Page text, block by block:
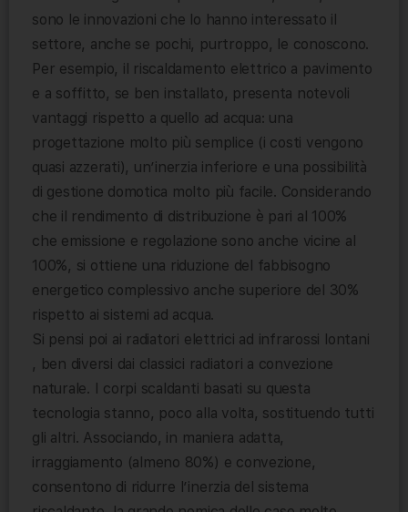
sono le innovazioni che lo hanno interessato il
settore, anche se pochi, purtroppo, le conoscono.
Per esempio, il riscaldamento elettrico a pavimento
e a soffitto, se ben installato, presenta notevoli
vantaggi rispetto a quello ad acqua: una
progettazione molto più semplice (i costi vengono
quasi azzerati), un’inerzia inferiore e una possibilità
di gestione domotica molto più facile. Considerando
che il rendimento di distribuzione è pari al 100%
che emissione e regolazione sono anche vicine al
100%, si ottiene una riduzione del fabbisogno
energetico complessivo anche superiore del 30%
rispetto ai sistemi ad acqua.
Si pensi poi ai radiatori elettrici ad infrarossi lontani
, ben diversi dai classici radiatori a convezione
naturale. I corpi scaldanti basati su questa
tecnologia stanno, poco alla volta, sostituendo tutti
gli altri. Associando, in maniera adatta,
irraggiamento (almeno 80%) e convezione,
consentono di ridurre l’inerzia del sistema